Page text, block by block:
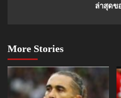
ล่าสุดข
More Stories